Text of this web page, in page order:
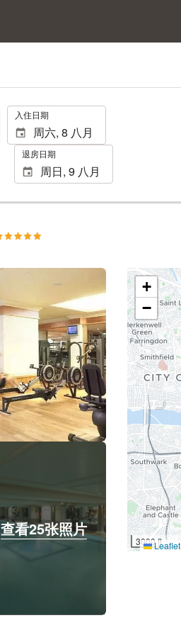
. 入住日期
退房日期
查看25张照片
查看25张照片
+
−
3000 ftLeaflet